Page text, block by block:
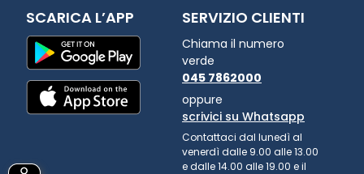
SCARICA L’APP SERVIZIO CLIENTI
Chiama il numero
verde
045 7862000
oppure
scrivici su Whatsapp
Contattaci dal lunedì al
venerdì dalle 9.00 alle 13.00
e dalle 14.00 alle 19.00 e il